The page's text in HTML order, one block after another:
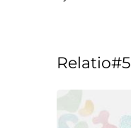
Relatio#5